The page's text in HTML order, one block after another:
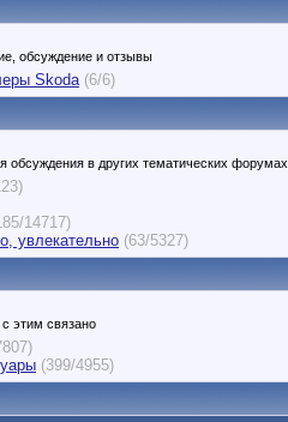
обсуждение и отзывы
Skoda(6/6)
обсуждения в других тематических форумах
14717)
увлекательно (63/5327)
этим связано
(399/4955)